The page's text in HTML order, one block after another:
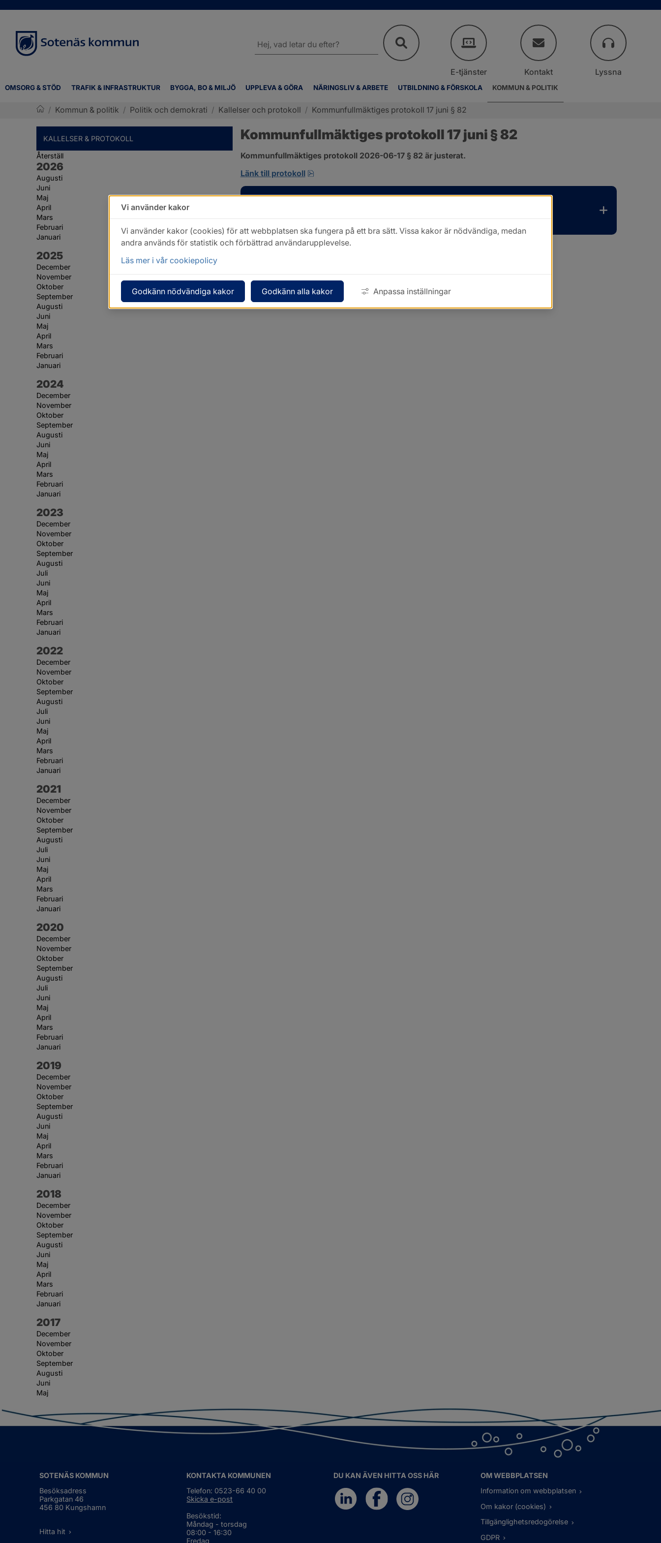
OMSORG & STÖD TRAFIK & INFRASTRUKTUR BYGGA, BO & MILJÖ UPPLEVA & GÖRA NÄRINGSLIV & ARBETE UTBILDNING & FÖRSKOLA KOMMUN & POLITIK
webbplatsen
E-tjänster Kontakt Lyssna
/ Kommun & politik / Politik och demokrati / Kallelser och protokoll / Kommunfullmäktiges protokoll 17 juni § 82
KALLELSER & PROTOKOLL
Återställ
År:
2026
Augusti
Juni
Maj
April
Mars
Februari
Januari
År:
2025
December
November
Oktober
September
Augusti
Juni
Maj
April
Mars
Februari
Januari
År:
2024
December
November
Oktober
September
Augusti
Juni
Maj
April
Mars
Februari
Januari
År:
2023
December
November
Oktober
September
Augusti
Juli
Juni
Maj
April
Mars
Februari
Januari
År:
2022
December
November
Oktober
September
Augusti
Juli
Juni
Maj
April
Mars
Februari
Januari
År:
2021
December
November
Oktober
September
Augusti
Juli
Juni
Maj
April
Mars
Februari
Januari
År:
2020
December
November
Oktober
September
Augusti
Juli
Juni
Maj
April
Mars
Februari
Januari
År:
2019
December
November
Oktober
September
Augusti
Juni
Maj
April
Mars
Februari
Januari
År:
2018
December
November
Oktober
September
Augusti
Juni
Maj
April
Mars
Februari
Januari
År:
2017
December
November
Oktober
September
Augusti
Juni
Maj
Kommunfullmäktiges protokoll 17 juni § 82
Kommunfullmäktiges protokoll 2026-06-17 § 82 är justerat.
Länk till protokoll
pdf, 585 kB, öppnas i nytt fönster.
SOTENÄS KOMMUN
Besöksadress
Parkgatan 46
456 80 Kungshamn
Hitta hit
KONTAKTA KOMMUNEN
Telefon: 0523-66 40 00
Skicka e-post
Besökstid:
Måndag - torsdag
08:00 - 16:30
Fredag
DU KAN ÄVEN HITTA OSS HÄR
OM WEBBPLATSEN
Information om webbplatsen
Om kakor (cookies)
Tillgänglighetsredogörelse
GDPR
Vi använder kakor
Vi använder kakor (cookies) för att webbplatsen ska fungera på ett bra sätt. Vissa kakor är nödvändiga, medan
andra används för statistik och förbättrad användarupplevelse.
Läs mer i vår cookiepolicy
Godkänn nödvändiga kakor Godkänn alla kakor Anpassa inställningar